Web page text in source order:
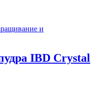
и
IBD Crystal